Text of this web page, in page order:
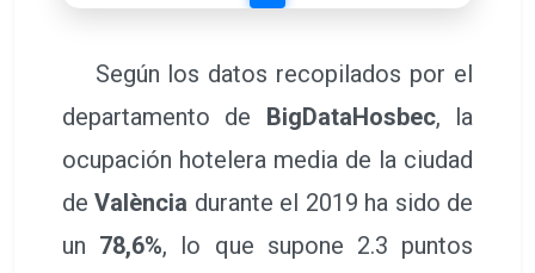
Según los datos recopilados por el
departamento de BigDataHosbec, la
ocupación hotelera media de la ciudad
deValència durante el 2019 ha sido de
un 78,6%, lo que supone 2.3 puntos